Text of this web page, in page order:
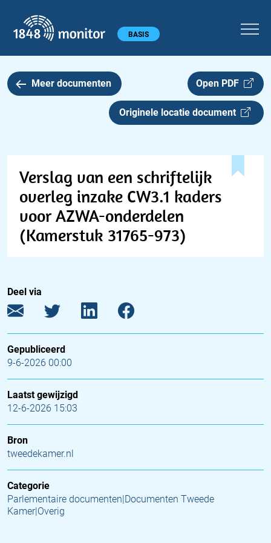
Hoofdmenu BASIS
Meer documenten Open PDF
Originele locatie document
Verslag van een schriftelijk
overleg inzake CW3.1 kaders
voor AZWA-onderdelen
(Kamerstuk 31765-973)
Deel via
Gepubliceerd
9-6-2026 00:00
Laatst gewijzigd
12-6-2026 15:03
Bron
tweedekamer.nl
Categorie
Parlementaire documenten|Documenten Tweede
Kamer|Overig